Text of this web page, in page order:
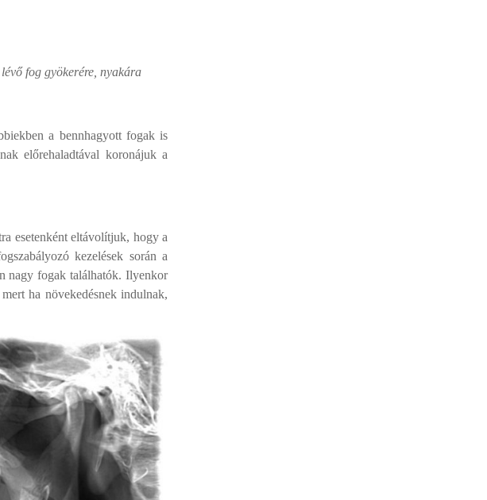
fog gyökerére, nyakára
a bennhagyott fogak is
előrehaladtával koronájuk a
esetenként eltávolítjuk, hogy a
kezelések során a
nagy fogak találhatók. Ilyenkor
ha növekedésnek indulnak,